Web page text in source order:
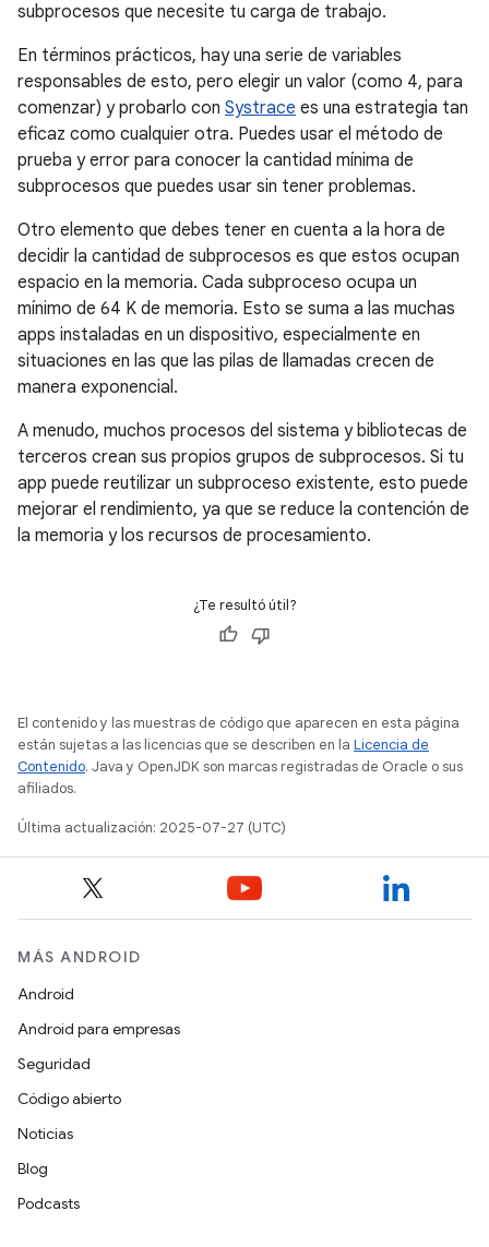
subprocesos que necesite tu carga de trabajo.
En términos prácticos, hay una serie de variables
responsables de esto, pero elegir un valor (como 4, para
comenzar) y probarlo con Systrace es una estrategia tan
eficaz como cualquier otra. Puedes usar el método de
prueba y error para conocer la cantidad mínima de
subprocesos que puedes usar sin tener problemas.
Otro elemento que debes tener en cuenta a la hora de
decidir la cantidad de subprocesos es que estos ocupan
espacio en la memoria. Cada subproceso ocupa un
mínimo de 64 K de memoria. Esto se suma a las muchas
apps instaladas en un dispositivo, especialmente en
situaciones en las que las pilas de llamadas crecen de
manera exponencial.
A menudo, muchos procesos del sistema y bibliotecas de
terceros crean sus propios grupos de subprocesos. Si tu
app puede reutilizar un subproceso existente, esto puede
mejorar el rendimiento, ya que se reduce la contención de
la memoria y los recursos de procesamiento.
¿Te resultó útil?
El contenido y las muestras de código que aparecen en esta página
están sujetas a las licencias que se describen en la Licencia de
Contenido. Java y OpenJDK son marcas registradas de Oracle o sus
afiliados.
Última actualización: 2025-07-27 (UTC)
MÁS ANDROID
Android
Android para empresas
Seguridad
Código abierto
Noticias
Blog
Podcasts